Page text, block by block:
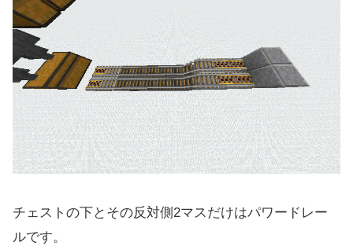
チェストの下とその反対側2マスだけはパワードレー
ルです。